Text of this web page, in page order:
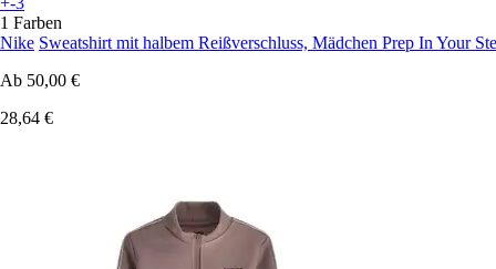
1 Farben
Nike Sweatshirt mit halbem Reißverschluss, Mädchen Prep In Your
Ab 50,00 €
28,64 €